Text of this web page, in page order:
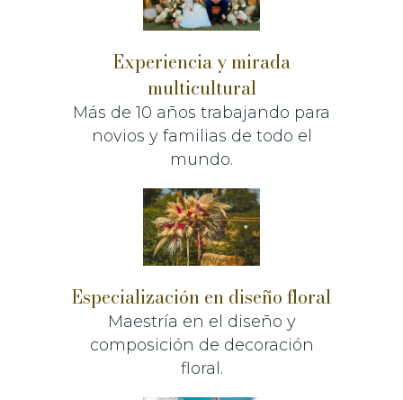
Experiencia y mirada
multicultural
Más de 10 años trabajando para
novios y familias de todo el
mundo.
Especialización en diseño floral
Maestría en el diseño y
composición de decoración
floral.